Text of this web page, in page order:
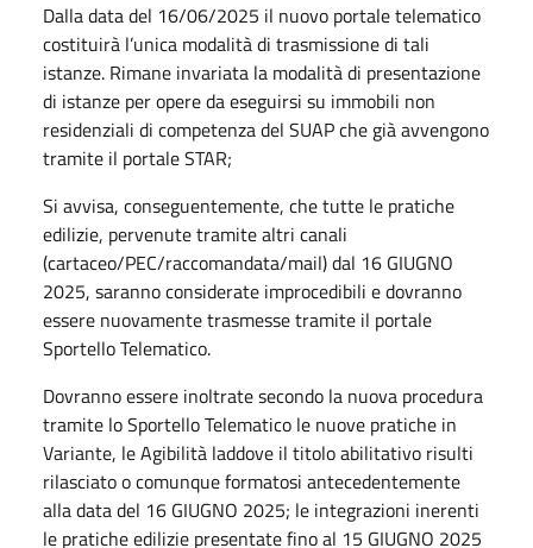
Dalla data del 16/06/2025 il nuovo portale telematico
costituirà l’unica modalità di trasmissione di tali
istanze. Rimane invariata la modalità di presentazione
di istanze per opere da eseguirsi su immobili non
residenziali di competenza del SUAP che già avvengono
tramite il portale STAR;
Si avvisa, conseguentemente, che tutte le pratiche
edilizie, pervenute tramite altri canali
(cartaceo/PEC/raccomandata/mail) dal 16 GIUGNO
2025, saranno considerate improcedibili e dovranno
essere nuovamente trasmesse tramite il portale
Sportello Telematico.
Dovranno essere inoltrate secondo la nuova procedura
tramite lo Sportello Telematico le nuove pratiche in
Variante, le Agibilità laddove il titolo abilitativo risulti
rilasciato o comunque formatosi antecedentemente
alla data del 16 GIUGNO 2025; le integrazioni inerenti
le pratiche edilizie presentate fino al 15 GIUGNO 2025